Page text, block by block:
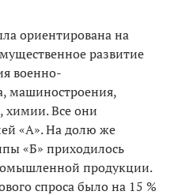
ориентирована на
развитие
военно-
машиностроения,
Все они
«А». На долю же
«Б» приходилось
продукции.
спроса было на 15 %